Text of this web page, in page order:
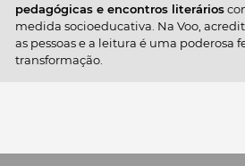
Disponível
pedagógicas e encontros literários
medida socioeducativa. Na Voo,
as pessoas e a leitura é uma poderosa
transformação.